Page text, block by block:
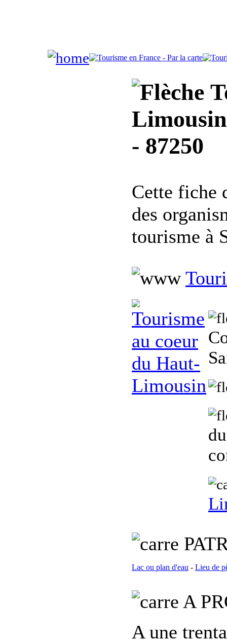
- 87250
Cette fiche
des
tourisme à
Lac ou plan d'eau - Lieu de
A
A une